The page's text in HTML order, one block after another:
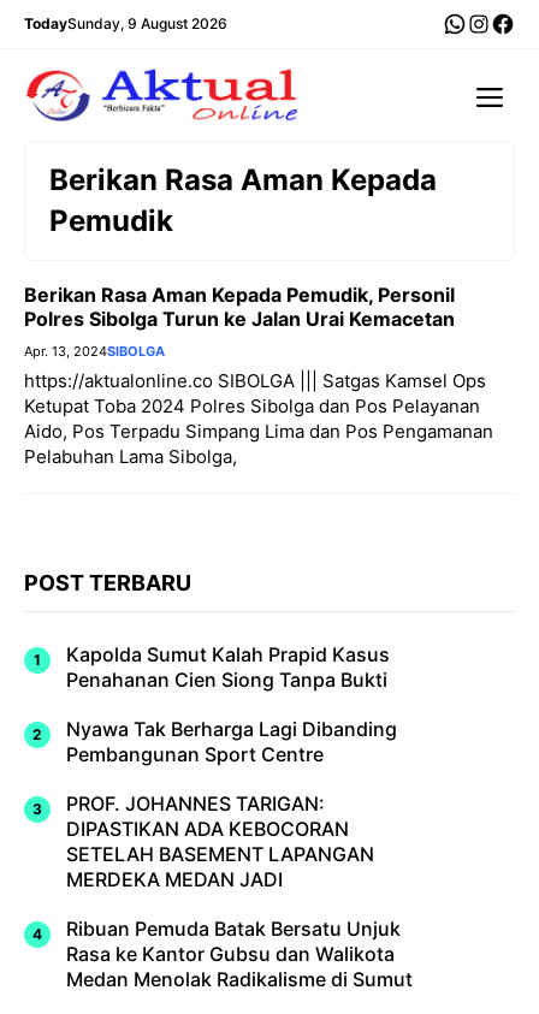
Langsung
TodaySunday, 9 August 2026
Berikan Rasa Aman Kepada
Pemudik
Berikan Rasa Aman Kepada Pemudik, Personil
Polres Sibolga Turun ke Jalan Urai Kemacetan
Apr. 13, 2024SIBOLGA
https://aktualonline.co SIBOLGA ||| Satgas Kamsel Ops
Ketupat Toba 2024 Polres Sibolga dan Pos Pelayanan
Aido, Pos Terpadu Simpang Lima dan Pos Pengamanan
Pelabuhan Lama Sibolga,
POST TERBARU
Kapolda Sumut Kalah Prapid Kasus
Penahanan Cien Siong Tanpa Bukti
Nyawa Tak Berharga Lagi Dibanding
Pembangunan Sport Centre
PROF. JOHANNES TARIGAN:
DIPASTIKAN ADA KEBOCORAN
SETELAH BASEMENT LAPANGAN
MERDEKA MEDAN JADI
Ribuan Pemuda Batak Bersatu Unjuk
Rasa ke Kantor Gubsu dan Walikota
Medan Menolak Radikalisme di Sumut